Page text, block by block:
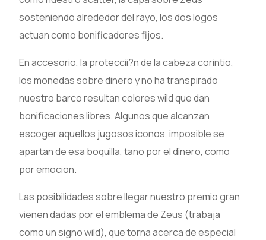
sosteniendo alrededor del rayo, los dos logos
actuan como bonificadores fijos.
En accesorio, la proteccii?n de la cabeza corintio,
los monedas sobre dinero y no ha transpirado
nuestro barco resultan colores wild que dan
bonificaciones libres. Algunos que alcanzan
escoger aquellos jugosos iconos, imposible se
apartan de esa boquilla, tano por el dinero, como
por emocion.
Las posibilidades sobre llegar nuestro premio gran
vienen dadas por el emblema de Zeus (trabaja
como un signo wild), que torna acerca de especial